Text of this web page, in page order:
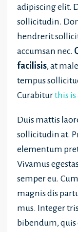
adipiscing elit.
sollicitudin.
hendrerit
accumsan nec.
facilisis, at
tempus
Curabiturthis
Duis mattis
sollicitudin at.
elementum
Vivamus
semper eu.
magnis dis
mus. Integer
bibendum,